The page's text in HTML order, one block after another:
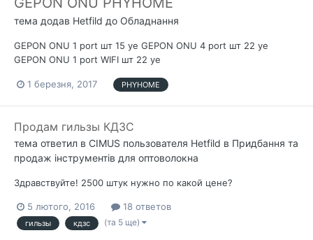
тема додав Hetfild до Обладнання
GEPON ONU 1 port шт 15 уе GEPON ONU 4 port шт 22 уе
GEPON ONU 1 port WIFI шт 22 уе
1 березня, 2017 PHYHOME
Продам гильзы КДЗС
тема ответил в CIMUS пользователя Hetfild в Придбання та
продаж інструментів для оптоволокна
Здравствуйте! 2500 штук нужно по какой цене?
5 лютого, 2016 18 ответов
гильзы кдзс (та 5 ще)